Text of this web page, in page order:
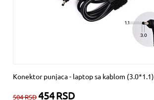
Konektor punjaca - laptop sa kablom (3.0*1.1)
504RSD454RSD